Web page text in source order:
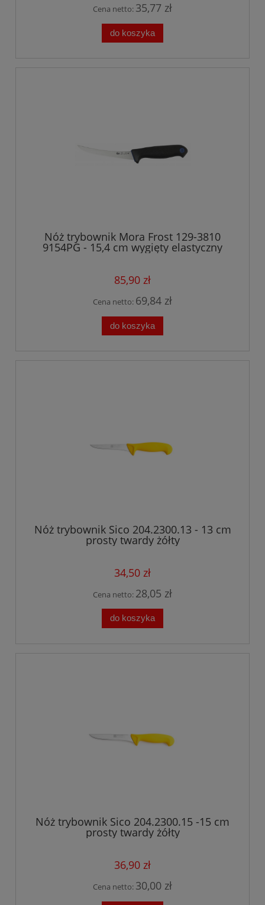
Cena netto: 35,77 zł
do koszyka
Nóż trybownik Mora Frost 129-3810
9154PG - 15,4 cm wygięty elastyczny
85,90 zł
Cena netto: 69,84 zł
do koszyka
Nóż trybownik Sico 204.2300.13 - 13 cm
prosty twardy żółty
34,50 zł
Cena netto: 28,05 zł
do koszyka
Nóż trybownik Sico 204.2300.15 -15 cm
prosty twardy żółty
36,90 zł
Cena netto: 30,00 zł